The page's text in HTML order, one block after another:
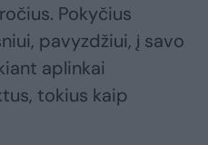
Pokyčius
pavyzdžiui, į savo
aplinkai
tokius kaip